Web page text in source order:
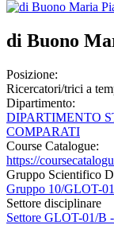
di Buono
Posizione:
Ricercatori/trici a
Dipartimento:
DIPARTIMENTO
COMPARATI
Course Catalogue:
https://
Gruppo Scientifico
Gruppo 10/GLOT-
Settore disciplinare
Settore GLOT-01/B